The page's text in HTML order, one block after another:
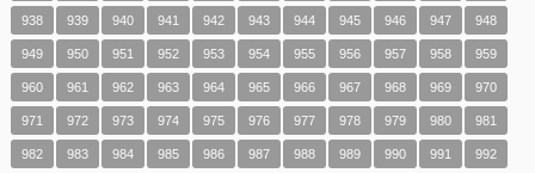
938 939 940 941 942 943 944 945 946 947 948
949 950 951 952 953 954 955 956 957 958 959
960 961 962 963 964 965 966 967 968 969 970
971 972 973 974 975 976 977 978 979 980 981
982 983 984 985 986 987 988 989 990 991 992